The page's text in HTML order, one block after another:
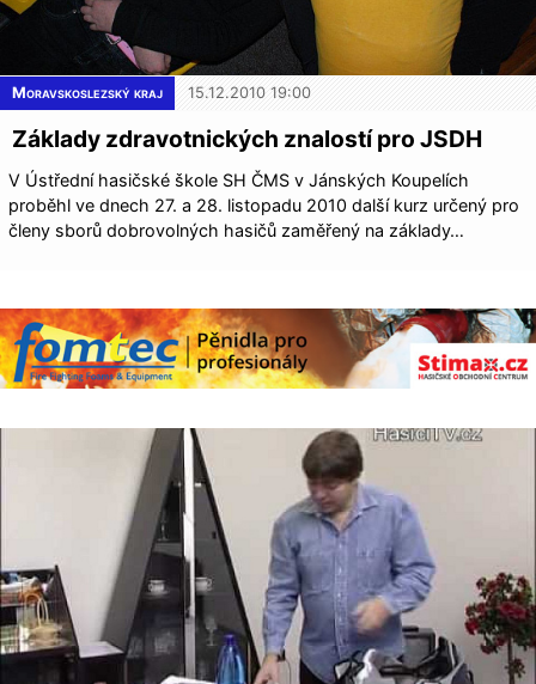
Moravskoslezský kraj 15.12.2010 19:00
Základy zdravotnických znalostí pro JSDH
V Ústřední hasičské škole SH ČMS v Jánských Koupelích
proběhl ve dnech 27. a 28. listopadu 2010 další kurz určený pro
členy sborů dobrovolných hasičů zaměřený na základy…